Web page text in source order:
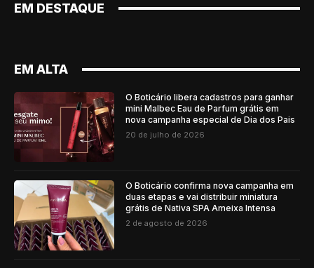
EM DESTAQUE
EM ALTA
O Boticário libera cadastros para ganhar
mini Malbec Eau de Parfum grátis em
nova campanha especial de Dia dos Pais
20 de julho de 2026
O Boticário confirma nova campanha em
duas etapas e vai distribuir miniatura
grátis de Nativa SPA Ameixa Intensa
2 de agosto de 2026